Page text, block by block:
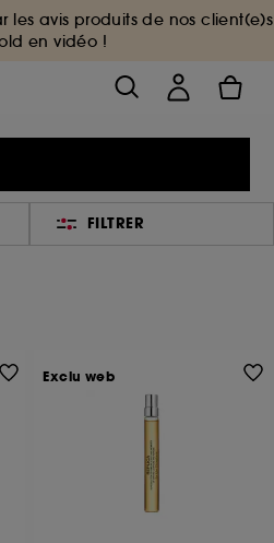
les avis produits de nos client(e)s
en vidéo !
FILTRER
Exclu web